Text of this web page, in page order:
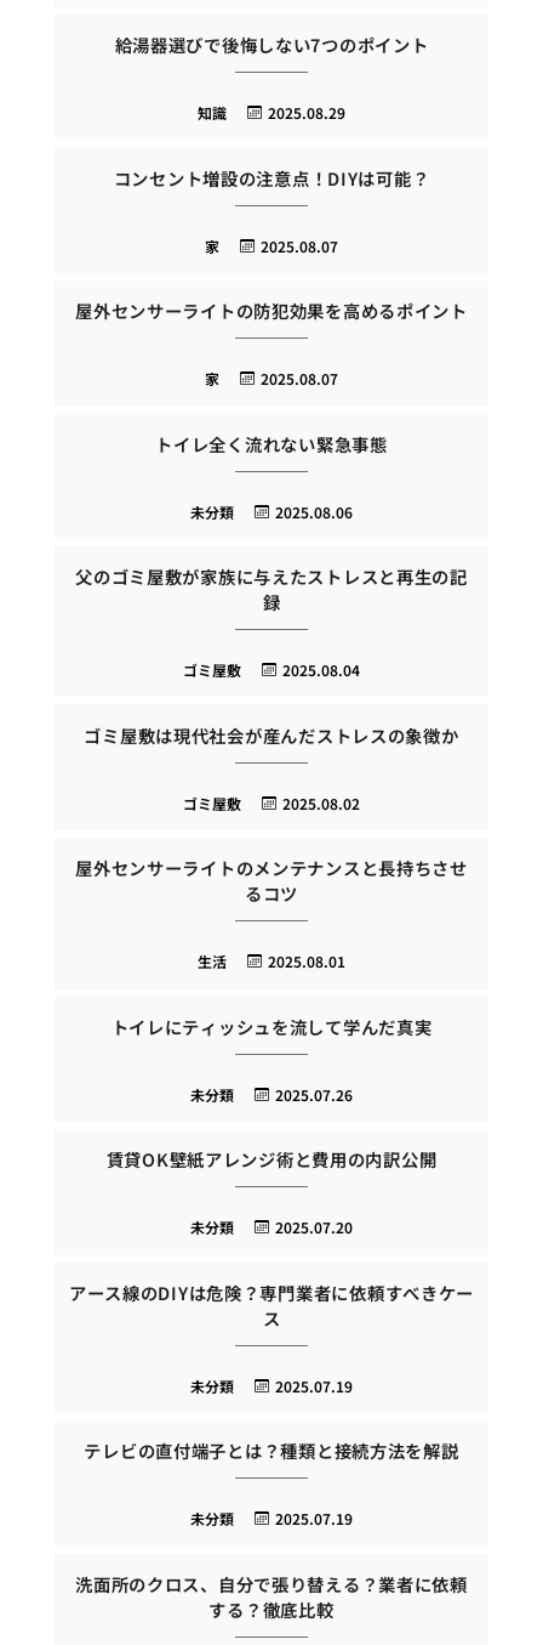
給湯器選びで後悔しない7つのポイント
2025.08.29
知識
コンセント増設の注意点！DIYは可能？
2025.08.07
家
屋外センサーライトの防犯効果を高めるポイント
2025.08.07
家
トイレ全く流れない緊急事態
2025.08.06
未分類
父のゴミ屋敷が家族に与えたストレスと再生の記
録
2025.08.04
ゴミ屋敷
ゴミ屋敷は現代社会が産んだストレスの象徴か
2025.08.02
ゴミ屋敷
屋外センサーライトのメンテナンスと長持ちさせ
るコツ
2025.08.01
生活
トイレにティッシュを流して学んだ真実
2025.07.26
未分類
賃貸OK壁紙アレンジ術と費用の内訳公開
2025.07.20
未分類
アース線のDIYは危険？専門業者に依頼すべきケー
ス
2025.07.19
未分類
テレビの直付端子とは？種類と接続方法を解説
2025.07.19
未分類
洗面所のクロス、自分で張り替える？業者に依頼
する？徹底比較